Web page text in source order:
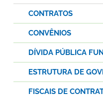
CONTRATOS
CONVÊNIOS
DÍVIDA PÚBLICA
ESTRUTURA DE
FISCAIS DE